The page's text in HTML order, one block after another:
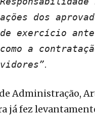
dos
de exercício
a
.
Administração,
já fez